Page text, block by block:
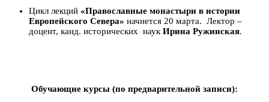
Цикл лекций «Православные монастыри в истории
Европейского Севера» начнется 20 марта. Лектор –
доцент, канд. исторических наук Ирина Ружинская.
Обучающие курсы (по предварительной записи):